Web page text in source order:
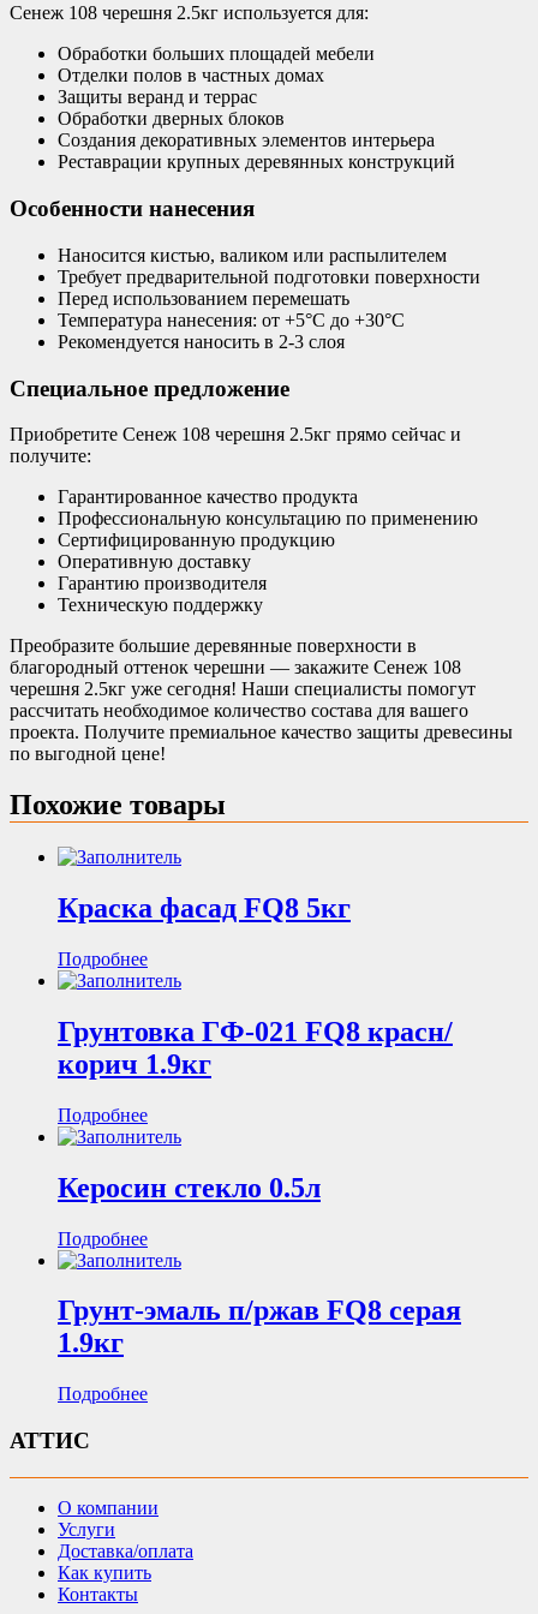
Сенеж 108 черешня 2.5кг используется для:
Обработки больших площадей мебели
Отделки полов в частных домах
Защиты веранд и террас
Обработки дверных блоков
Создания декоративных элементов интерьера
Реставрации крупных деревянных конструкций
Особенности нанесения
Наносится кистью, валиком или распылителем
Требует предварительной подготовки поверхности
Перед использованием перемешать
Температура нанесения: от +5°C до +30°C
Рекомендуется наносить в 2-3 слоя
Специальное предложение
Приобретите Сенеж 108 черешня 2.5кг прямо сейчас и
получите:
Гарантированное качество продукта
Профессиональную консультацию по применению
Сертифицированную продукцию
Оперативную доставку
Гарантию производителя
Техническую поддержку
Преобразите большие деревянные поверхности в
благородный оттенок черешни — закажите Сенеж 108
черешня 2.5кг уже сегодня! Наши специалисты помогут
рассчитать необходимое количество состава для вашего
проекта. Получите премиальное качество защиты древесины
по выгодной цене!
Похожие товары
Краска фасад FQ8 5кг
Подробнее
Грунтовка ГФ-021 FQ8 красн/
корич 1.9кг
Подробнее
Керосин стекло 0.5л
Подробнее
Грунт-эмаль п/ржав FQ8 серая
1.9кг
Подробнее
АТТИС
О компании
Услуги
Доставка/оплата
Как купить
Контакты